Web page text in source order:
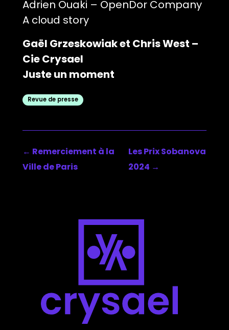
Adrien Ouaki – OpenDor Company
A cloud story
Gaël Grzeskowiak et Chris West –
Cie Crysael
Juste un moment
Revue de presse
← Remerciement à la
Ville de Paris
Les Prix Sobanova
2024 →